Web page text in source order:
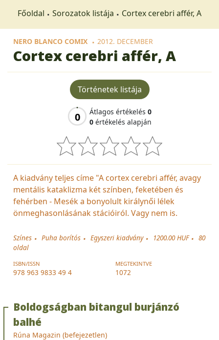
Főoldal Sorozatok listája Cortex cerebri affér, A
NERO BLANCO COMIX 2012. DECEMBER
Cortex cerebri affér, A
Történetek listája
0 Átlagos értékelés 0
0 értékelés alapján
A kiadvány teljes címe "A cortex cerebri affér, avagy
mentális kataklizma két színben, feketében és
fehérben - Mesék a bonyolult királynői lélek
önmeghasonlásának stációiról. Vagy nem is.
Színes Puha borítós Egyszeri kiadvány 1200.00 HUF
80
oldal
ISBN/ISSN
978 963 9833 49 4
MEGTEKINTVE
1072
Boldogságban bitangul burjánzó
balhé
Rúna Magazin (befejezetlen)